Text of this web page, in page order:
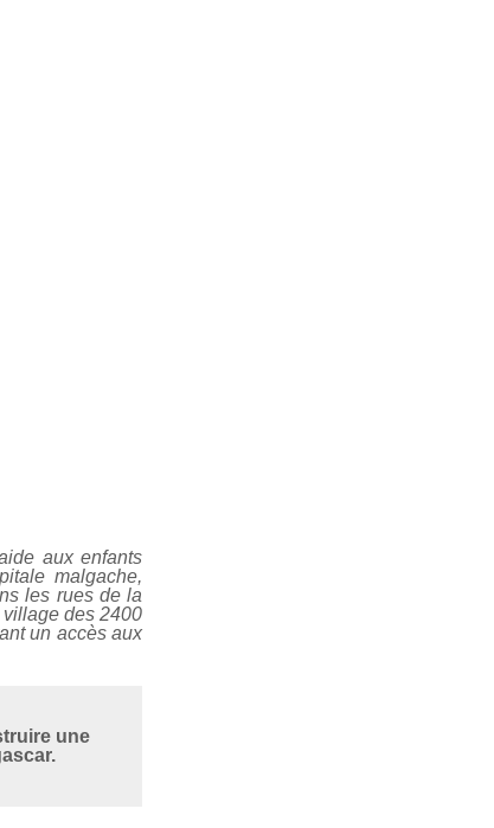
aux enfants
malgache,
les rues de la
village des 2400
un accès aux
une